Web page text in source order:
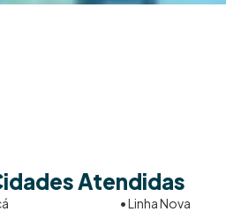
Atendidas
• Linha Nova